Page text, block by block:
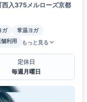
西入375メルローズ京都
ガ
常温ヨガ
利用 もっと見る
定休日
毎週月曜日